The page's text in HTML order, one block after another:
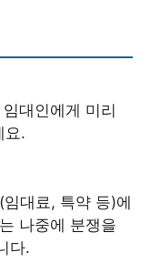
대인에게 미리
요.
대료, 특약 등)에
나중에 분쟁을
다.